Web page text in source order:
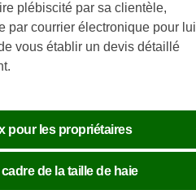
plébiscité par sa clientèle,
par courrier électronique pour lui
vous établir un devis détaillé
pour les propriétaires
de la taille de haie